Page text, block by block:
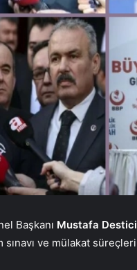
Başkanı Mustafa Destici
sınavı ve mülakat